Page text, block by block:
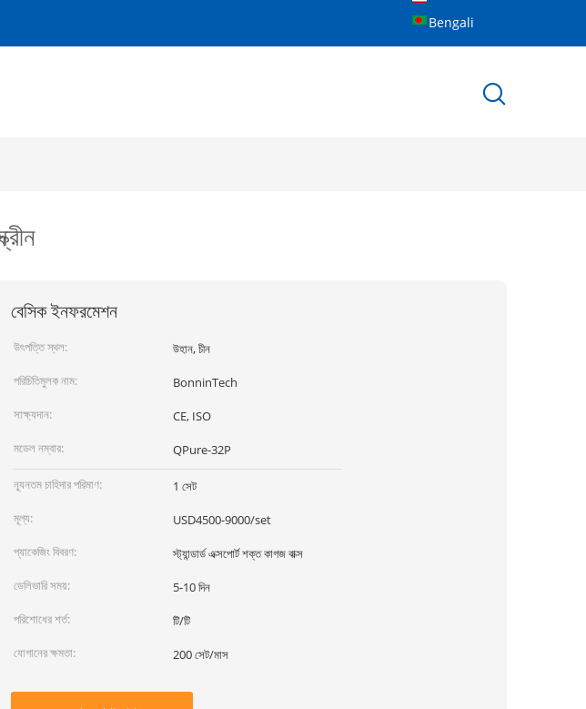
Bengali
বেসিক ইনফরমেশন
উৎপত্তি স্থল:
উহান, চীন
পরিচিতিমুলক নাম:
BonninTech
সাক্ষ্যদান:
CE, ISO
মডেল নম্বার:
QPure-32P
ন্যূনতম চাহিদার পরিমাণ:
1 সেট
মূল্য:
USD4500-9000/set
প্যাকেজিং বিবরণ:
স্ট্যান্ডার্ড এক্সপোর্ট শক্ত কাগজ বাক্স
ডেলিভারি সময়:
5-10 দিন
পরিশোধের শর্ত:
টি/টি
যোগানের ক্ষমতা:
200 সেট/মাস